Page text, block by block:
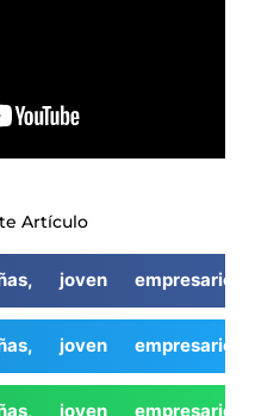
Artículo
joven
joven
joven